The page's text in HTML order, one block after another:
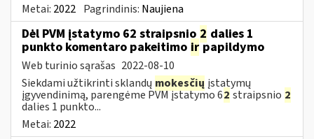
Metai: 2022 Pagrindinis: Naujiena
Dėl PVM įstatymo 62 straipsnio 2 dalies 1
punkto komentaro pakeitimo irpapildymo
Web turinio sąrašas 2022-08-10
Siekdami užtikrinti sklandų mokesčių įstatymų
įgyvendinimą, parengėme PVM įstatymo 62 straipsnio 2
dalies 1 punkto...
Metai: 2022